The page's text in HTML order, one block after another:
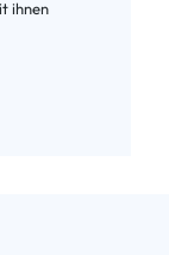
ihnen